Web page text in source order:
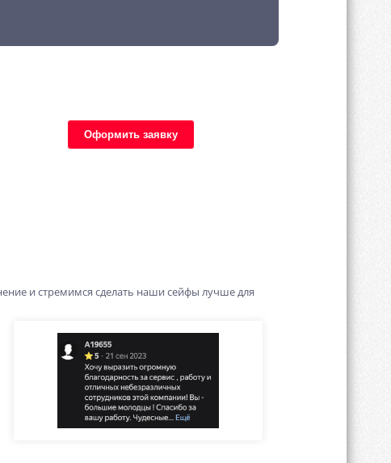
Оформить заявку
и стремимся сделать наши сейфы лучше для